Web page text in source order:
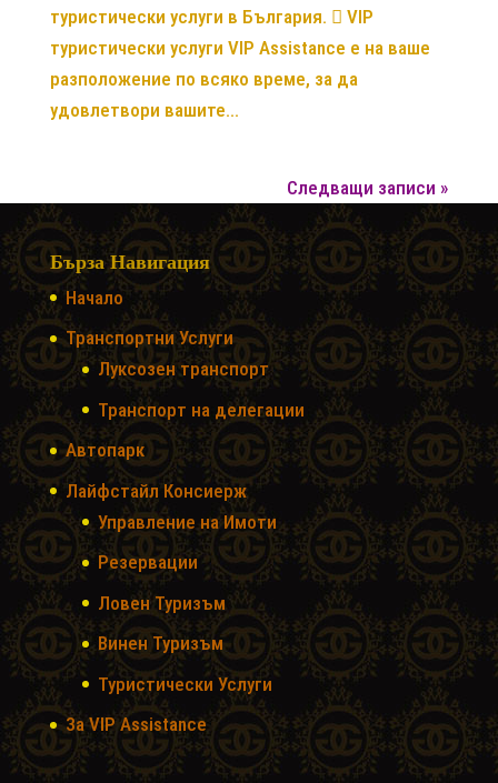
туристически услуги в България.  VIP
туристически услуги VIP Assistance е на ваше
разположение по всяко време, за да
удовлетвори вашите...
Следващи записи »
Бърза Навигация
Начало
Транспортни Услуги
Луксозен транспорт
Транспорт на делегации
Автопарк
Лайфстайл Консиерж
Управление на Имоти
Резервации
Ловен Туризъм
Винен Туризъм
Туристически Услуги
За VIP Assistance